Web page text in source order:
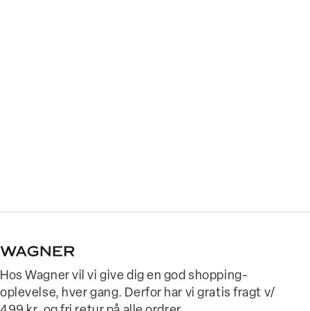
Hos Wagner vil vi give dig en god shopping-
oplevelse, hver gang. Derfor har vi gratis fragt v/